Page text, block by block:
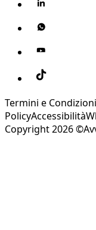
Termini e Condizioni
PolicyAccessibilità
Copyright 2026